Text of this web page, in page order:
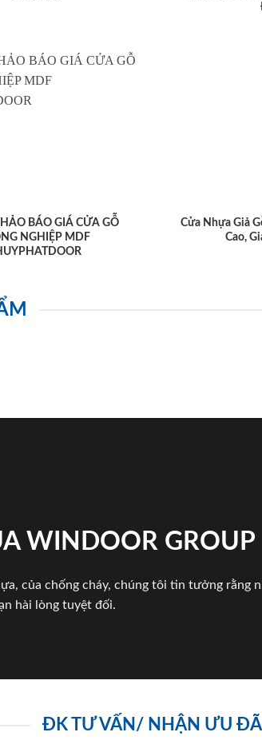
BÁO GIÁ CỬA GỖ
NGHIỆP MDF
Cửa Nhựa Giả
Cao,
WINDOOR GROUP
của chống cháy, chúng tôi tin tưởng rằng
hài lòng tuyệt đối.
ĐK TƯ VẤN/ NHẬN ƯU ĐÃI